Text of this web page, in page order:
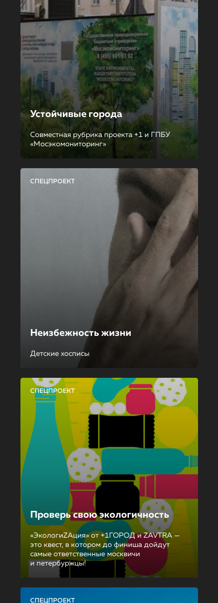
Устойчивые города
Совместная рубрика проекта +1 и ГПБУ
«Мосэкомониторинг»
СПЕЦПРОЕКТ
Неизбежность жизни
Детские хосписы
СПЕЦПРОЕКТ
Проверь свою экологичность
«ЭкологиZAция» от +1ГОРОД и ZAVTRA —
это квест, в котором до финиша дойдут
самые ответственные москвичи
и петербуржцы!
СПЕЦПРОЕКТ